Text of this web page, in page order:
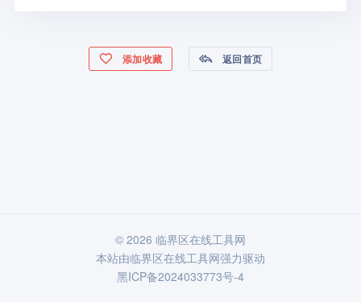
添加收藏 返回首页
© 2026 临界区在线工具网
本站由临界区在线工具网强力驱动
黑ICP备2024033773号-4